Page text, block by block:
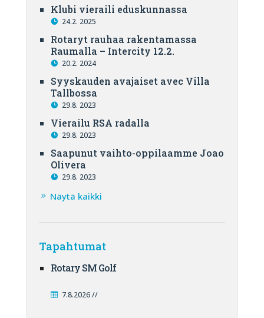
Klubi vieraili eduskunnassa
24.2. 2025
Rotaryt rauhaa rakentamassa
Raumalla – Intercity 12.2.
20.2. 2024
Syyskauden avajaiset avec Villa
Tallbossa
29.8. 2023
Vierailu RSA radalla
29.8. 2023
Saapunut vaihto-oppilaamme Joao
Olivera
29.8. 2023
Näytä kaikki
Tapahtumat
Rotary SM Golf
7.8.2026 //